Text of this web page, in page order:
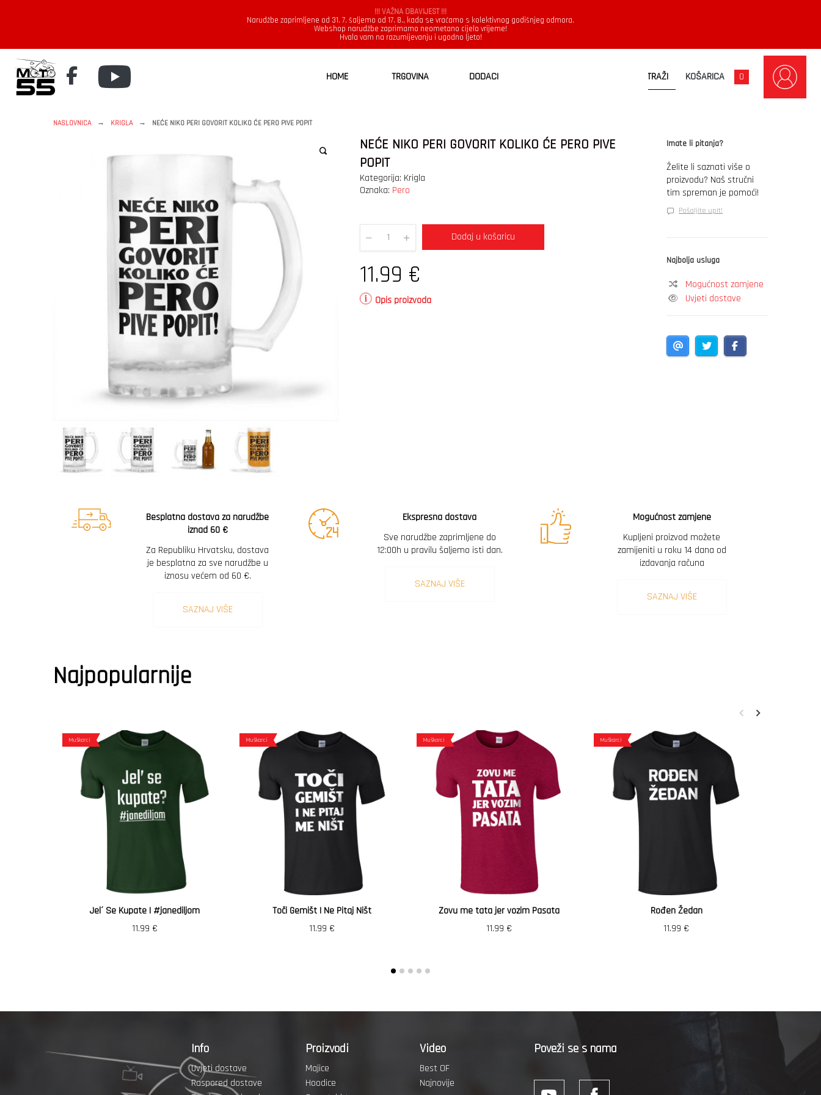
!!! VAŽNA OBAVIJEST !!!
Narudžbe zaprimljene od 31. 7. šaljemo od 17. 8., kada se vraćamo s kolektivnog godišnjeg odmora.
Webshop narudžbe zaprimamo neometano cijelo vrijeme!
Hvala vam na razumijevanju i ugodno ljeto!
HOME TRGOVINA DODACI KOŠARICA 0
NASLOVNICA → KRIGLA → NEĆE NIKO PERI GOVORIT KOLIKO ĆE PERO PIVE POPIT
NEĆE NIKO PERI GOVORIT KOLIKO ĆE PERO PIVE
POPIT
Kategorija: Krigla
Oznaka: Pero
Quantity
Dodaj u košaricu
11.99 €
Opis proizvoda
Imate li pitanja?
Želite li saznati više o
proizvodu? Naš stručni
tim spreman je pomoći!
Pošaljite upit!
Najbolja usluga
Mogućnost zamjene
Uvjeti dostave
Besplatna dostava za narudžbe
iznad 60 €
Za Republiku Hrvatsku, dostava
je besplatna za sve narudžbe u
iznosu većem od 60 €.
SAZNAJ VIŠE
Ekspresna dostava
Sve narudžbe zaprimljene do
12:00h u pravilu šaljemo isti dan.
SAZNAJ VIŠE
Mogućnost zamjene
Kupljeni proizvod možete
zamijeniti u roku 14 dana od
izdavanja računa
SAZNAJ VIŠE
Najpopularnije
Muškarci
Jel´ Se Kupate | #janediljom
11.99 €
Muškarci
Toči Gemišt I Ne Pitaj Ništ
11.99 €
Muškarci
Zovu me tata jer vozim Pasata
11.99 €
Muškarci
Rođen Žedan
11.99 €
Info
Uvjeti dostave
Raspored dostave
Proizvodi
Majice
Hoodice
Video
Best OF
Najnovije
Poveži se s nama